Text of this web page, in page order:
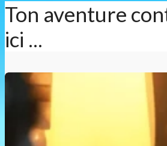
Ton aventure
ici ...